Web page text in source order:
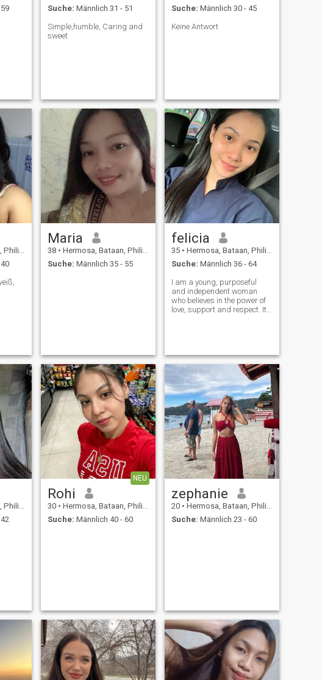
Suche: Männlich 31 - 51
Simple,humble, Caring and
sweet
Suche: Männlich 30 - 45
Keine Antwort
Maria
38 • Hermosa, Bataan, Philippinen
Suche: Männlich 35 - 55
felicia
35 • Hermosa, Bataan, Philippinen
Suche: Männlich 36 - 64
I am a young, purposeful
and independent woman
who believes in the power of
love, support and respect. It
relationships are built on
mutual understanding
NEU
Rohi
30 • Hermosa, Bataan, Philippinen
Suche: Männlich 40 - 60
zephanie
20 • Hermosa, Bataan, Philippinen
Suche: Männlich 23 - 60